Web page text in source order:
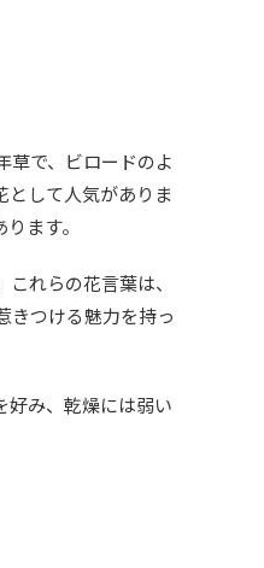
草で、ビロードのよ
として人気がありま
ます。
れらの花言葉は、
きつける魅力を持っ
好み、乾燥には弱い